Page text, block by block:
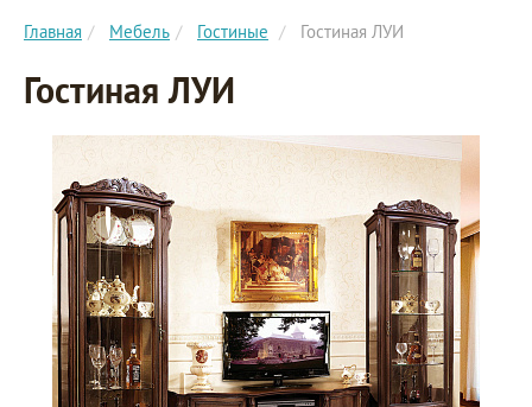
Главная Мебель Гостиные Гостиная ЛУИ
Гостиная ЛУИ